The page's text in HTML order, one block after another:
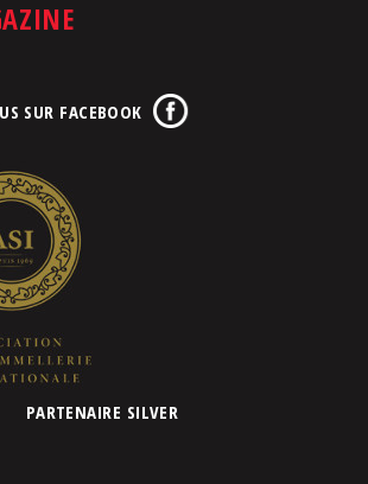
SUR FACEBOOK
PARTENAIRE SILVER